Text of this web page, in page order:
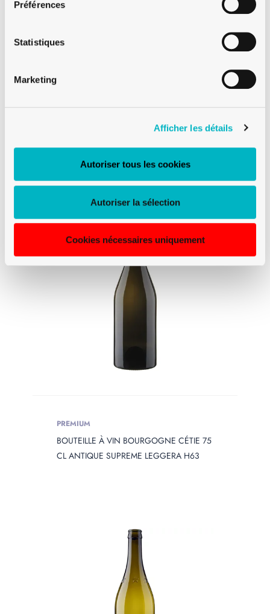
Préférences
Statistiques
Marketing
Afficher les détails
Autoriser tous les cookies
Autoriser la sélection
Cookies nécessaires uniquement
PREMIUM
BOUTEILLE À VIN BOURGOGNE CÉTIE 75
PREMIUM
BOUTEILLE À VIN BOURGOGNE CÉTIE 75
CL ANTIQUE SUPREME LEGGERA H63